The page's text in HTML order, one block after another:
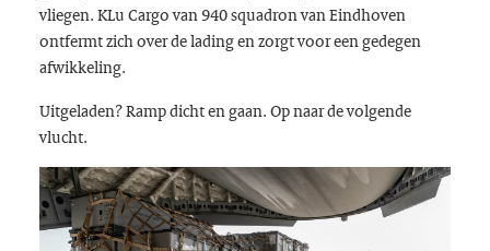
vliegen. KLu Cargo van 940 squadron van Eindhoven
ontfermt zich over de lading en zorgt voor een gedegen
afwikkeling.
Uitgeladen? Ramp dicht en gaan. Op naar de volgende
vlucht.